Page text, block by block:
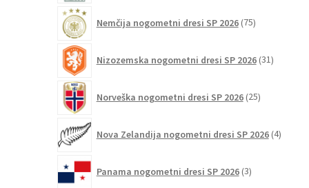
Nemčija nogometni dresi SP 2026 75izdelkov
Nizozemska nogometni dresi SP 2026 31izdelkov
Norveška nogometni dresi SP 2026 25izdelkov
Nova Zelandija nogometni dresi SP 2026 4izdelki
Panama nogometni dresi SP 2026 3izdelki